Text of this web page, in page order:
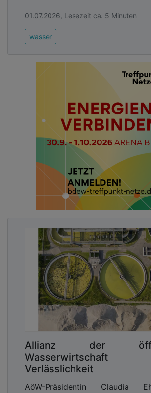
01.07.2026, Lesezeit ca. 5 Minuten
wasser
Allianz der
Wasserwirtschaft
Verlässlichkeit
AöW-Präsidentin Claudia